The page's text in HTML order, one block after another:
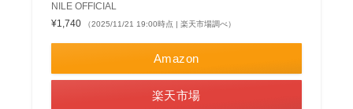
NILE OFFICIAL
¥1,740
（2025/11/21 19:00時点 | 楽天市場調べ）
Amazon
楽天市場